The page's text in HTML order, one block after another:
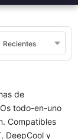
de
todo-en-uno
Compatibles
DeepCool y